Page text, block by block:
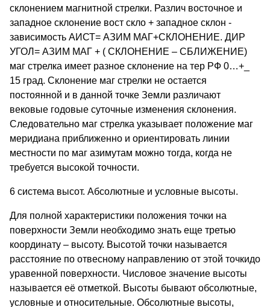
склонением магнитной стрелки. Различ восточное и
западное склонение вост скло + западное склон -
зависимость АИСТ= АЗИМ МАГ+СКЛОНЕНИЕ. ДИР
УГОЛ= АЗИМ МАГ + ( СКЛОНЕНИЕ – СБЛИЖЕНИЕ)
маг стрелка имеет разное склонение на тер РФ 0…+_
15 град. Склонение маг стрелки не остается
постоянной и в данной точке Земли различают
вековые годовые суточные изменения склонения.
Следовательно маг стрелка указывает положение маг
меридиана приближенно и ориентировать линии
местности по маг азимутам можно тогда, когда не
требуется высокой точности.
6 система высот. Абсолютные и условные высоты.
Для полной характеристики положения точки на
поверхности Земли необходимо знать еще третью
координату – высоту. Высотой точки называется
расстояние по отвесному направлению от этой точкидо
уравенной поверхности. Числовое значение высоты
называется её отметкой. Высоты бывают обсолютные,
условные и относительные. Обсолютные высоты,